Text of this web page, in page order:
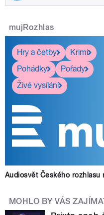
mujRozhlas
Hry a četby
Krimi
Pohádky
Pořady
Živé vysílání
Audiosvět Českého rozhlasu
MOHLO BY VÁS